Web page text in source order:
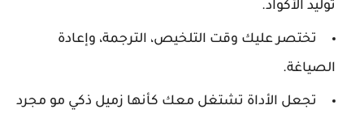
توليد الأكواد.
تختصر عليك وقت التلخيص، الترجمة، وإعادة
الصياغة.
تجعل الأداة تشتغل معك كأنها زميل ذكي مو مجرد